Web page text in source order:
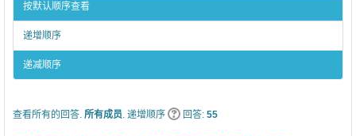
ς
Σ
Σ
按默认顺序查看
递增顺序
递减顺序
查看所有的回答. 所有成员. 递增顺序 回答: 55